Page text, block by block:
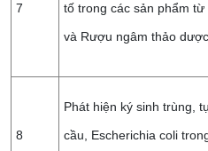
7
tố trong các sản phẩm từ
và Rượu ngâm thảo dược
8
Phát hiện ký sinh trùng, tụ
cầu, Escherichia coli